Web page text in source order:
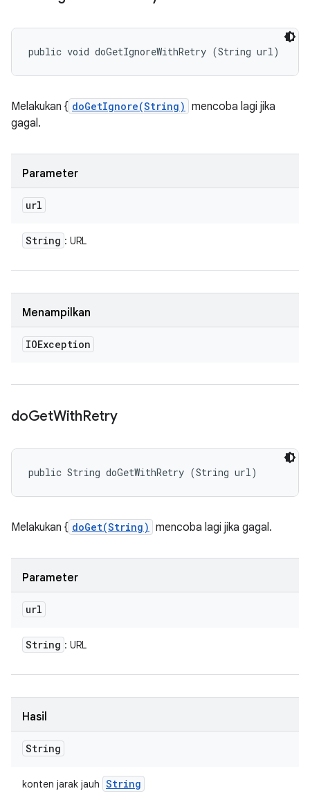
public void doGetIgnoreWithRetry (String url)
Melakukan { doGetIgnore(String) mencoba lagi jika
gagal.
Parameter
url
String : URL
Menampilkan
IOException
doGetWithRetry
public String doGetWithRetry (String url)
Melakukan { doGet(String) mencoba lagi jika gagal.
Parameter
url
String : URL
Hasil
String
konten jarak jauh String